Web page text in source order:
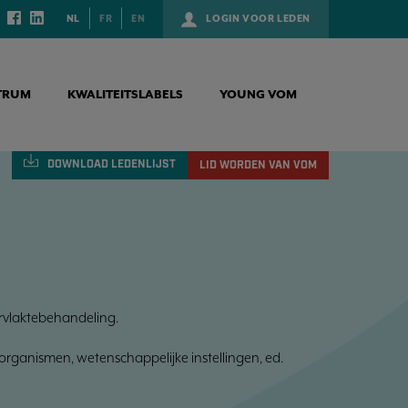
LOGIN VOOR LEDEN
NL FR EN
KWALITEITSLABELS YOUNG VOM
LID WORDEN VAN VOM
DOWNLOAD LEDENLIJST
wetenschappelijke instellingen, ed.